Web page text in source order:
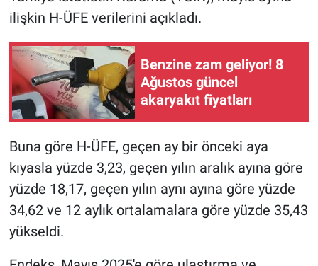
ilişkin H-ÜFE verilerini açıkladı.
Benzine zam geliyor! 8
Ağustos güncel
akaryakıt fiyatları
Buna göre H-ÜFE, geçen ay bir önceki aya
kıyasla yüzde 3,23, geçen yılın aralık ayına göre
yüzde 18,17, geçen yılın aynı ayına göre yüzde
34,62 ve 12 aylık ortalamalara göre yüzde 35,43
yükseldi.